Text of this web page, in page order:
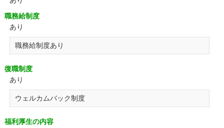
職務給制度
あり
職務給制度あり
復職制度
あり
ウェルカムバック制度
福利厚生の内容